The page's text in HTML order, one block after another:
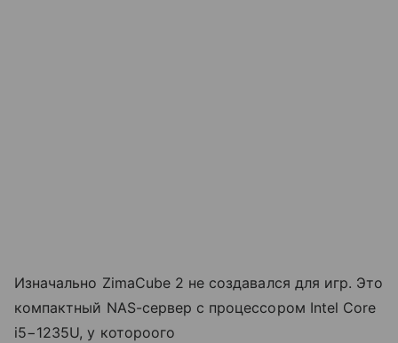
Изначально ZimaCube 2 не создавался для игр. Это
компактный NAS-сервер с процессором Intel Core
i5−1235U, у котороого